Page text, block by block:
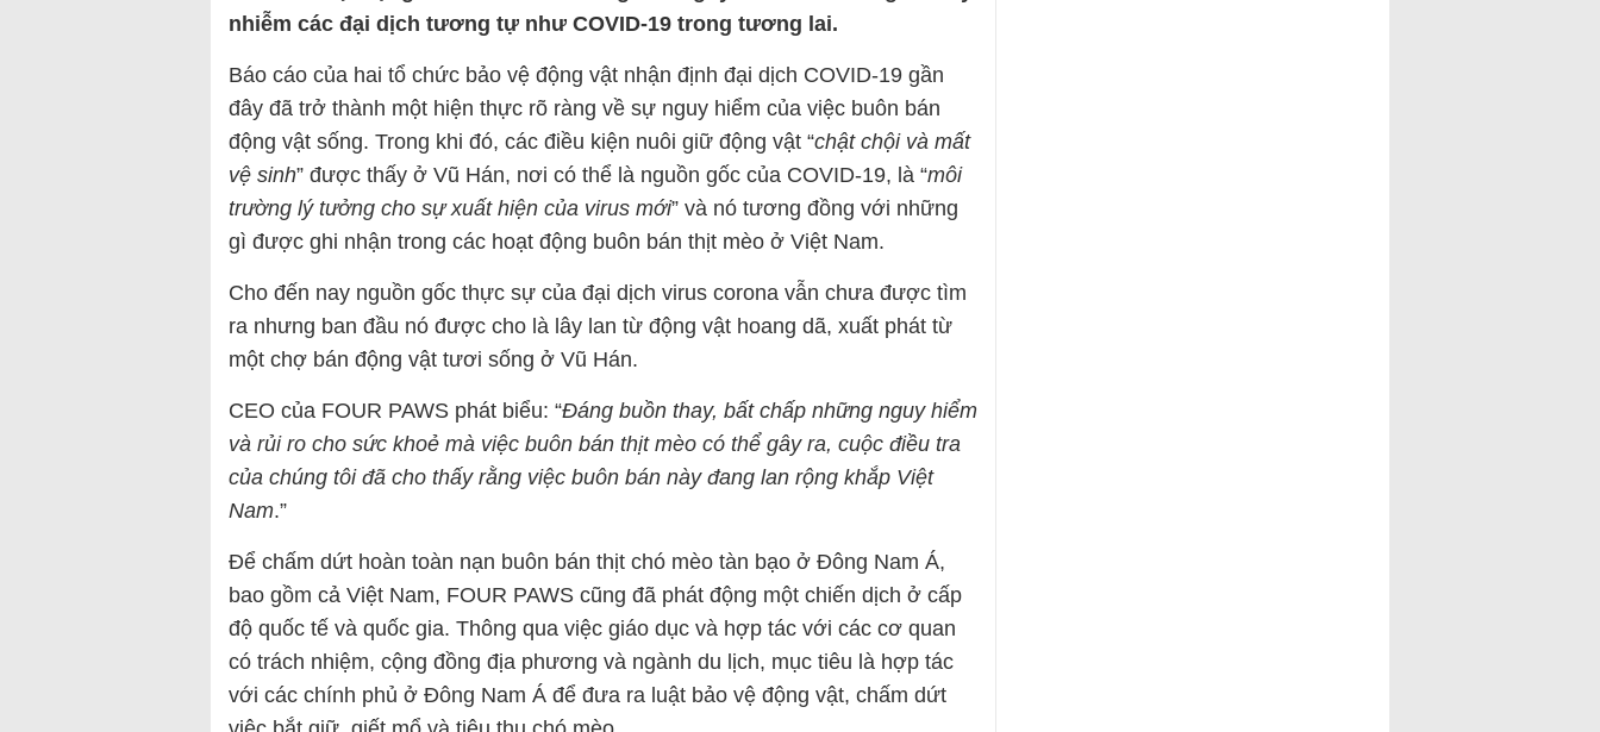
nhiễm các đại dịch tương tự như COVID-19 trong tương lai.
Báo cáo của hai tổ chức bảo vệ động vật nhận định đại dịch COVID-19 gần
đây đã trở thành một hiện thực rõ ràng về sự nguy hiểm của việc buôn bán
động vật sống. Trong khi đó, các điều kiện nuôi giữ động vật “chật chội và mất
vệ sinh” được thấy ở Vũ Hán, nơi có thể là nguồn gốc của COVID-19, là “môi
trường lý tưởng cho sự xuất hiện của virus mới” và nó tương đồng với những
gì được ghi nhận trong các hoạt động buôn bán thịt mèo ở Việt Nam.
Cho đến nay nguồn gốc thực sự của đại dịch virus corona vẫn chưa được tìm
ra nhưng ban đầu nó được cho là lây lan từ động vật hoang dã, xuất phát từ
một chợ bán động vật tươi sống ở Vũ Hán.
CEO của FOUR PAWS phát biểu: “Đáng buồn thay, bất chấp những nguy hiểm
và rủi ro cho sức khoẻ mà việc buôn bán thịt mèo có thể gây ra, cuộc điều tra
của chúng tôi đã cho thấy rằng việc buôn bán này đang lan rộng khắp Việt
Nam.”
Để chấm dứt hoàn toàn nạn buôn bán thịt chó mèo tàn bạo ở Đông Nam Á,
bao gồm cả Việt Nam, FOUR PAWS cũng đã phát động một chiến dịch ở cấp
độ quốc tế và quốc gia. Thông qua việc giáo dục và hợp tác với các cơ quan
có trách nhiệm, cộng đồng địa phương và ngành du lịch, mục tiêu là hợp tác
với các chính phủ ở Đông Nam Á để đưa ra luật bảo vệ động vật, chấm dứt